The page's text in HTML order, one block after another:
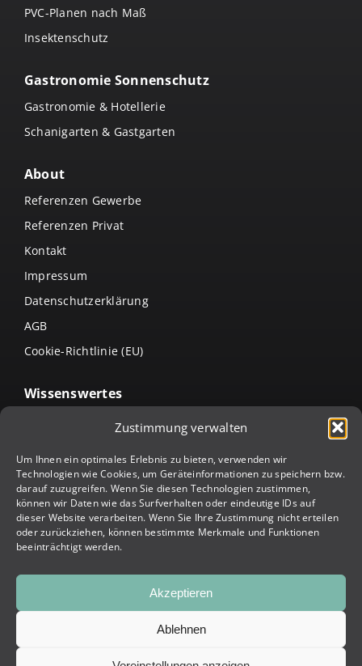
Zustimmung verwalten
Um Ihnen ein optimales Erlebnis zu bieten, verwenden wir
Technologien wie Cookies, um Geräteinformationen zu speichern bzw.
darauf zuzugreifen. Wenn Sie diesen Technologien zustimmen,
können wir Daten wie das Surfverhalten oder eindeutige IDs auf
dieser Website verarbeiten. Wenn Sie Ihre Zustimmung nicht erteilen
oder zurückziehen, können bestimmte Merkmale und Funktionen
beeinträchtigt werden.
Akzeptieren
Ablehnen
PVC-Planen nach Maß
Insektenschutz
Gastronomie Sonnenschutz
Gastronomie & Hotellerie
Schanigarten & Gastgarten
About
Referenzen Gewerbe
Referenzen Privat
Kontakt
Impressum
Datenschutzerklärung
AGB
Cookie-Richtlinie (EU)
Wissenswertes
Arten von Lamellendächern
Verschlusssysteme & weitere Ergänzungsmöglichkeiten
Die Arten von Terrassenüberdachungen &
Terrassenbeschattungen
Jalousien richtig reinigen – so geht’s
Markise reinigen – so geht’s
© 2023 TEMEL Planen | Alle Rechte vorbehalten | Development: